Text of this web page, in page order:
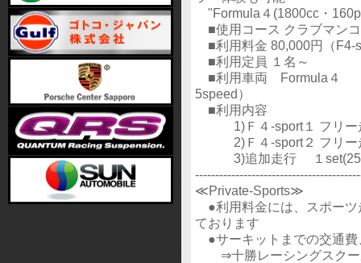
"Formula４(1800cc・
■使用コース クラブマン
■利用料金 80,000円（F4-
■利用定員 １名～
■利用車両 Formula４
5speed）
■利用内容
1)Ｆ４-sport１ フリー
2)Ｆ４-sport２ フリー
3)追加走行 １
≪Private-Sports≫
●利用料金には、スポーツ
ております
●サーキットまでの交通費
⇒十勝レーシングスクー